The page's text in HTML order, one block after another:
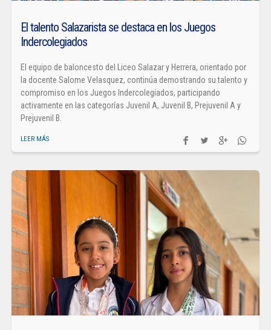
El talento Salazarista se destaca en los Juegos
Indercolegiados
El equipo de baloncesto del Liceo Salazar y Herrera, orientado por
la docente Salome Velasquez, continúa demostrando su talento y
compromiso en los Juegos Indercolegiados, participando
activamente en las categorías Juvenil A, Juvenil B, Prejuvenil A y
Prejuvenil B.
LEER MÁS